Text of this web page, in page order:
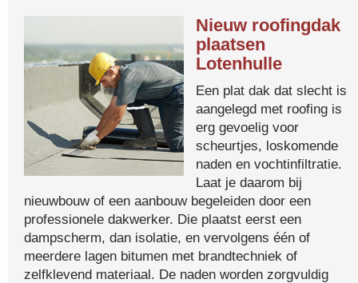
Nieuw roofingdak
plaatsen
Lotenhulle
Een plat dak dat slecht is
aangelegd met roofing is
erg gevoelig voor
scheurtjes, loskomende
naden en vochtinfiltratie.
Laat je daarom bij
nieuwbouw of een aanbouw begeleiden door een
professionele dakwerker. Die plaatst eerst een
dampscherm, dan isolatie, en vervolgens één of
meerdere lagen bitumen met brandtechniek of
zelfklevend materiaal. De naden worden zorgvuldig